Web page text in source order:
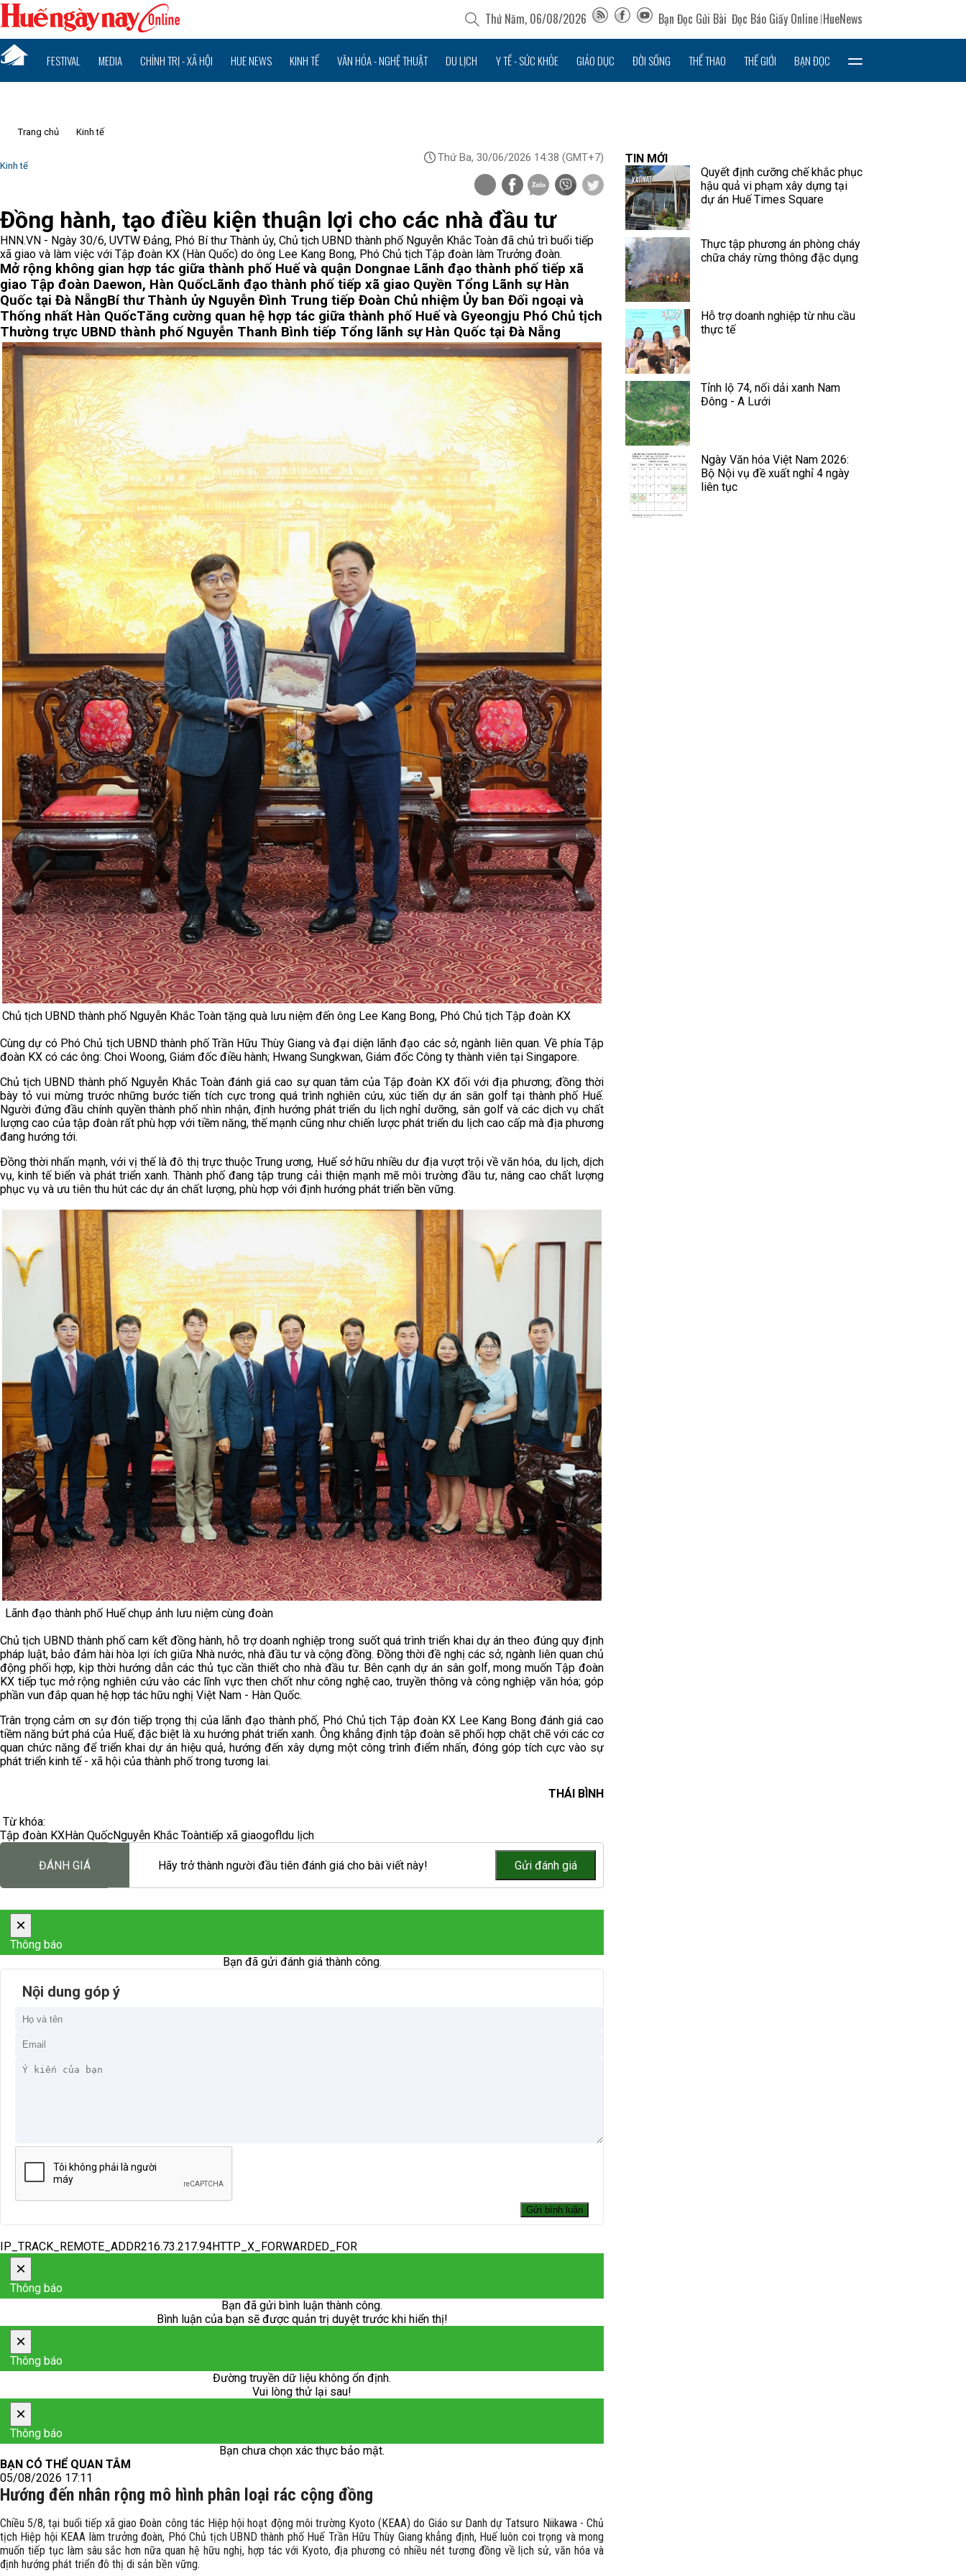
Thứ Năm, 06/08/2026 Bạn Đọc Gửi Bài Đọc Báo Giấy Online HueNews
FESTIVAL MEDIA CHÍNH TRỊ - XÃ HỘI HUE NEWS KINH TẾ VĂN HÓA - NGHỆ THUẬT DU LỊCH Y TẾ - SỨC KHỎE GIÁO DỤC ĐỜI SỐNG THỂ THAO THẾ GIỚI BẠN ĐỌC
Trang chủ Kinh tế
Kinh tế
Thứ Ba, 30/06/2026 14:38 (GMT+7)
Đồng hành, tạo điều kiện thuận lợi cho các nhà đầu tư
HNN.VN - Ngày 30/6, UVTW Đảng, Phó Bí thư Thành ủy, Chủ tịch UBND thành phố Nguyễn Khắc Toàn đã chủ trì buổi tiếp
xã giao và làm việc với Tập đoàn KX (Hàn Quốc) do ông Lee Kang Bong, Phó Chủ tịch Tập đoàn làm Trưởng đoàn.
Mở rộng không gian hợp tác giữa thành phố Huế và quận Dongnae Lãnh​ đạo thành phố tiếp xã
giao Tập đoàn Daewon, Hàn QuốcLãnh đạo thành phố tiếp xã giao Quyền Tổng Lãnh sự Hàn
Quốc tại Đà NẵngBí thư Thành ủy Nguyễn Đình Trung tiếp Đoàn Chủ nhiệm Ủy ban Đối ngoại và
Thống nhất Hàn QuốcTăng cường quan hệ hợp tác giữa thành phố Huế và Gyeongju Phó Chủ tịch
Thường trực UBND thành phố Nguyễn Thanh Bình tiếp Tổng lãnh sự Hàn Quốc tại Đà Nẵng
Chủ tịch UBND thành phố Nguyễn Khắc Toàn tặng quà lưu niệm đến ông Lee Kang Bong, Phó Chủ tịch Tập đoàn KX
Cùng dự có Phó Chủ tịch UBND thành phố Trần Hữu Thùy Giang và đại diện lãnh đạo các sở, ngành liên quan. Về phía Tập
đoàn KX có các ông: Choi Woong, Giám đốc điều hành; Hwang Sungkwan, Giám đốc Công ty thành viên tại Singapore.
Chủ tịch UBND thành phố Nguyễn Khắc Toàn đánh giá cao sự quan tâm của Tập đoàn KX đối với địa phương; đồng thời
bày tỏ vui mừng trước những bước tiến tích cực trong quá trình nghiên cứu, xúc tiến dự án sân golf tại thành phố Huế.
Người đứng đầu chính quyền thành phố nhìn nhận, định hướng phát triển du lịch nghỉ dưỡng, sân golf và các dịch vụ chất
lượng cao của tập đoàn rất phù hợp với tiềm năng, thế mạnh cũng như chiến lược phát triển du lịch cao cấp mà địa phương
đang hướng tới.
Đồng thời nhấn mạnh, với vị thế là đô thị trực thuộc Trung ương, Huế sở hữu nhiều dư địa vượt trội về văn hóa, du lịch, dịch
vụ, kinh tế biển và phát triển xanh. Thành phố đang tập trung cải thiện mạnh mẽ môi trường đầu tư, nâng cao chất lượng
phục vụ và ưu tiên thu hút các dự án chất lượng, phù hợp với định hướng phát triển bền vững.
Lãnh đạo thành phố Huế chụp ảnh lưu niệm cùng đoàn
Chủ tịch UBND thành phố cam kết đồng hành, hỗ trợ doanh nghiệp trong suốt quá trình triển khai dự án theo đúng quy định
pháp luật, bảo đảm hài hòa lợi ích giữa Nhà nước, nhà đầu tư và cộng đồng. Đồng thời đề nghị các sở, ngành liên quan chủ
động phối hợp, kịp thời hướng dẫn các thủ tục cần thiết cho nhà đầu tư. Bên cạnh dự án sân golf, mong muốn Tập đoàn
KX tiếp tục mở rộng nghiên cứu vào các lĩnh vực then chốt như công nghệ cao, truyền thông và công nghiệp văn hóa; góp
phần vun đắp quan hệ hợp tác hữu nghị Việt Nam - Hàn Quốc.
Trân trọng cảm ơn sự đón tiếp trọng thị của lãnh đạo thành phố, Phó Chủ tịch Tập đoàn KX Lee Kang Bong đánh giá cao
tiềm năng bứt phá của Huế, đặc biệt là xu hướng phát triển xanh. Ông khẳng định tập đoàn sẽ phối hợp chặt chẽ với các cơ
quan chức năng để triển khai dự án hiệu quả, hướng đến xây dựng một công trình điểm nhấn, đóng góp tích cực vào sự
phát triển kinh tế - xã hội của thành phố trong tương lai.
THÁI BÌNH
Từ khóa:
Tập đoàn KXHàn QuốcNguyễn Khắc Toàntiếp xã giaogofldu lịch
ĐÁNH GIÁ Hãy trở thành người đầu tiên đánh giá cho bài viết này!
×
Thông báo
Bạn đã gửi đánh giá thành công.
Nội dung góp ý
IP_TRACK_REMOTE_ADDR216.73.217.94HTTP_X_FORWARDED_FOR
×
Thông báo
Bạn đã gửi bình luận thành công.
Bình luận của bạn sẽ được quản trị duyệt trước khi hiển thị!
×
Thông báo
Đường truyền dữ liệu không ổn định.
Vui lòng thử lại sau!
×
Thông báo
Bạn chưa chọn xác thực bảo mật.
BẠN CÓ THỂ QUAN TÂM
05/08/2026 17:11
Hướng đến nhân rộng mô hình phân loại rác cộng đồng
Chiều 5/8, tại buổi tiếp xã giao Đoàn công tác Hiệp hội hoạt động môi trường Kyoto (KEAA) do Giáo sư Danh dự Tatsuro Niikawa - Chủ
tịch Hiệp hội KEAA làm trưởng đoàn, Phó Chủ tịch UBND thành phố Huế Trần Hữu Thùy Giang khẳng định, Huế luôn coi trọng và mong
muốn tiếp tục làm sâu sắc hơn nữa quan hệ hữu nghị, hợp tác với Kyoto, địa phương có nhiều nét tương đồng về lịch sử, văn hóa và
định hướng phát triển đô thị di sản bền vững.
TIN MỚI
Quyết định cưỡng chế khắc phục
hậu quả vi phạm xây dựng tại
dự án Huế Times Square
Thực tập phương án phòng cháy
chữa cháy rừng thông đặc dụng
Hỗ trợ doanh nghiệp từ nhu cầu
thực tế
Tỉnh lộ 74, nối dải xanh Nam
Đông - A Lưới
Ngày Văn hóa Việt Nam 2026:
Bộ Nội vụ đề xuất nghỉ 4 ngày
liên tục